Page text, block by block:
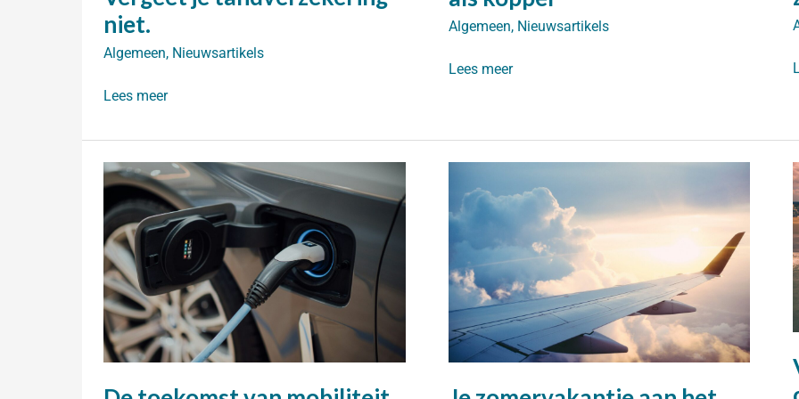
niet.
Algemeen, Nieuwsartikels
Een
glimlach?
Vergeet
je
tandverzekering
niet.
Lees meer
Algemeen, Nieuwsartikels
Jouw
Lees meer